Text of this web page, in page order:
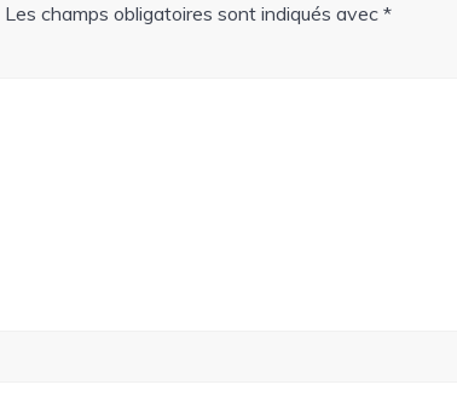
Les champs obligatoires sont indiqués avec*